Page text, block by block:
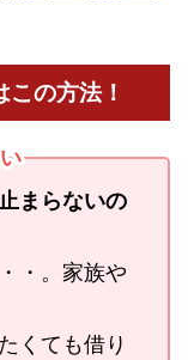
の方法！
まらないの
・。家族や
くても借り